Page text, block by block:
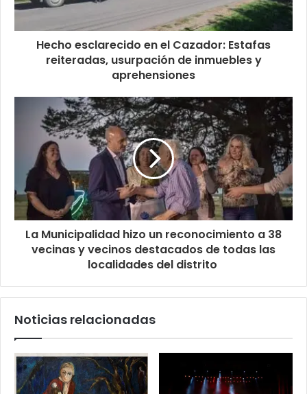
Hecho esclarecido en el Cazador: Estafas
reiteradas, usurpación de inmuebles y
aprehensiones
La Municipalidad hizo un reconocimiento a 38
vecinas y vecinos destacados de todas las
localidades del distrito
Noticias relacionadas